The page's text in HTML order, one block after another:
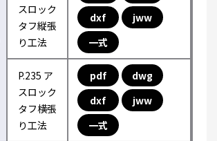
スロック
タフ縦張
り工法
dxf
jww
一式
P.235 ア
スロック
タフ横張
り工法
pdf
dwg
dxf
jww
一式